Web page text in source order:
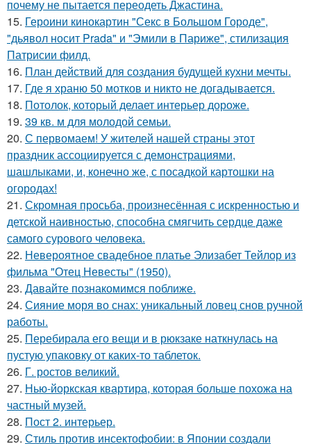
почему не пытается переодеть Джастина.
15. Героини кинокартин "Секс в Большом Городе",
"дьявол носит Prada" и "Эмили в Париже", стилизация
Патрисии филд.
16. План действий для создания будущей кухни мечты.
17. Где я храню 50 мотков и никто не догадывается.
18. Потолок, который делает интерьер дороже.
19. 39 кв. м для молодой семьи.
20. С первомаем! У жителей нашей страны этот
праздник ассоциируется с демонстрациями,
шашлыками, и, конечно же, с посадкой картошки на
огородах!
21. Скромная просьба, произнесённая с искренностью и
детской наивностью, способна смягчить сердце даже
самого сурового человека.
22. Невероятное свадебное платье Элизабет Тейлор из
фильма "Отец Невесты" (1950).
23. Давайте познакомимся поближе.
24. Сияние моря во снах: уникальный ловец снов ручной
работы.
25. Перебирала его вещи и в рюкзаке наткнулась на
пустую упаковку от каких-то таблеток.
26. Г. ростов великий.
27. Нью-йоркская квартира, которая больше похожа на
частный музей.
28. Пост 2. интерьер.
29. Стиль против инсектофобии: в Японии создали